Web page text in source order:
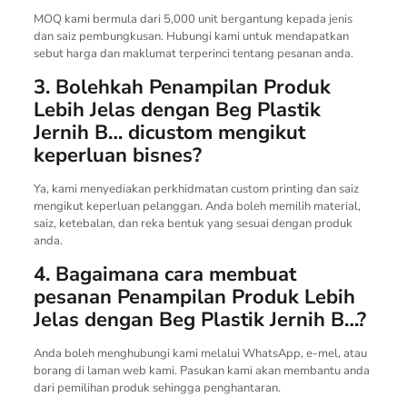
MOQ kami bermula dari 5,000 unit bergantung kepada jenis
dan saiz pembungkusan. Hubungi kami untuk mendapatkan
sebut harga dan maklumat terperinci tentang pesanan anda.
3. Bolehkah Penampilan Produk
Lebih Jelas dengan Beg Plastik
Jernih B… dicustom mengikut
keperluan bisnes?
Ya, kami menyediakan perkhidmatan custom printing dan saiz
mengikut keperluan pelanggan. Anda boleh memilih material,
saiz, ketebalan, dan reka bentuk yang sesuai dengan produk
anda.
4. Bagaimana cara membuat
pesanan Penampilan Produk Lebih
Jelas dengan Beg Plastik Jernih B…?
Anda boleh menghubungi kami melalui WhatsApp, e-mel, atau
borang di laman web kami. Pasukan kami akan membantu anda
dari pemilihan produk sehingga penghantaran.